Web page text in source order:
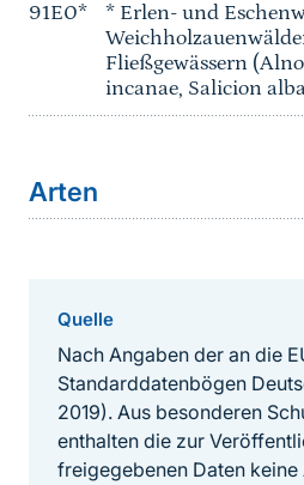
91E0*
* Erlen- und
Fließgewässern
incanae, Salicion
Arten
Quelle
Nach Angaben der an die
Standarddatenbögen
2019). Aus besonderen
enthalten die zur
freigegebenen Daten keine